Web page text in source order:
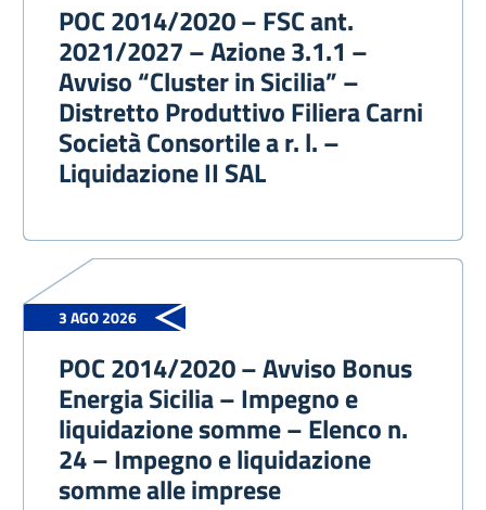
POC 2014/2020 – FSC ant.
2021/2027 – Azione 3.1.1 –
Avviso “Cluster in Sicilia” –
Distretto Produttivo Filiera Carni
Società Consortile a r. l. –
Liquidazione II SAL
3 AGO 2026
POC 2014/2020 – Avviso Bonus
Energia Sicilia – Impegno e
liquidazione somme – Elenco n.
24 – Impegno e liquidazione
somme alle imprese